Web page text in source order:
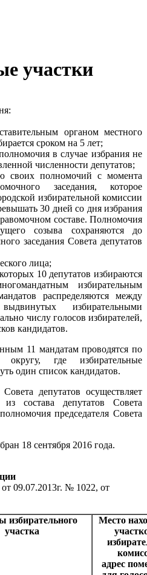
участки
органом местного
сроком на 5 лет;
в случае избрания не
численности депутатов;
своих полномочий с момента
заседания, которое
избирательной комиссии
30 дней со дня избрания
составе. Полномочия
созыва сохраняются до
заседания Совета депутатов
лица;
10 депутатов избираются
избирательным
распределяются между
избирательными
числу голосов избирателей,
кандидатов.
11 мандатам проводятся по
округу, где избирательные
один список кандидатов.
депутатов осуществляет
состава депутатов Совета
председателя Совета
18 сентября 2016 года.
09.07.2013г. № 1022, от
избирательного
участка
Место
адрес